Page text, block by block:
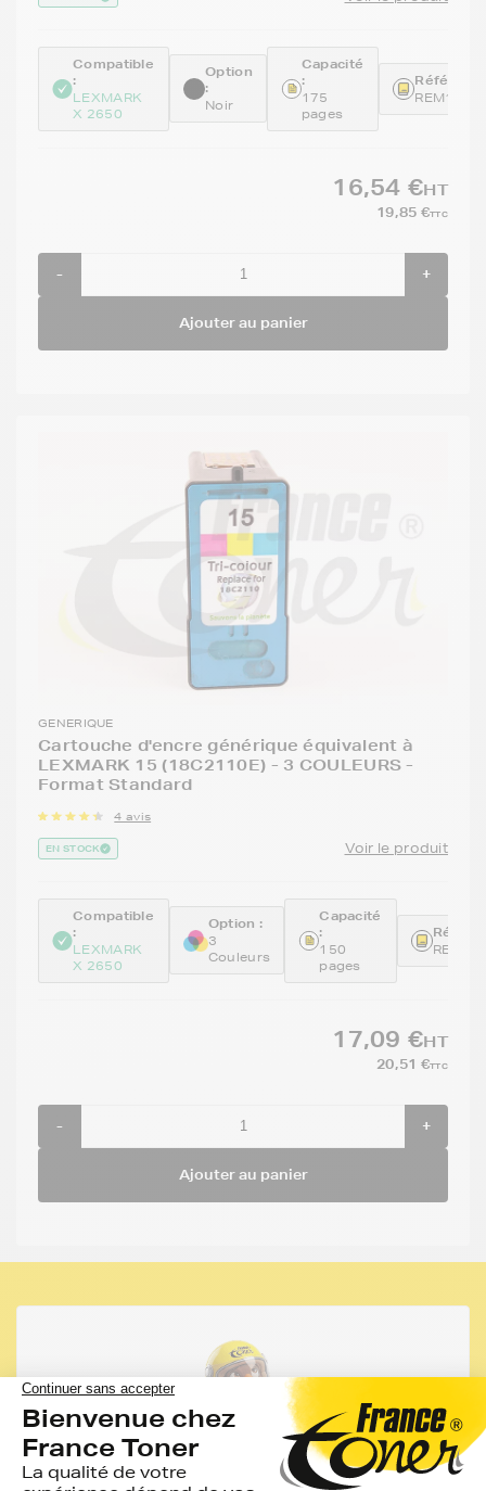
Compatible
:
LEXMARK
X 2650
Option
:
Noir
Capacité
:
175
pages
16,54 €HT
19,85 €TTC
- +
Ajouter au panier
GENERIQUE
Cartouche d'encre générique équivalent à
LEXMARK 15 (18C2110E) - 3 COULEURS -
Format Standard
4 avis
EN STOCK Voir le produit
Compatible
:
LEXMARK
X 2650
Option :
3
Couleurs
Capacité
:
150
pages
17,09 €HT
20,51 €TTC
- +
Ajouter au panier